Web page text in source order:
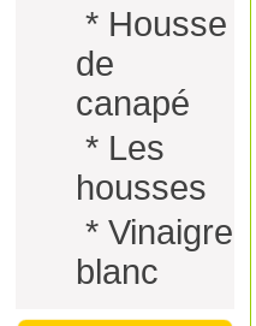
* Housse
de
canapé
* Les
housses
* Vinaigre
blanc